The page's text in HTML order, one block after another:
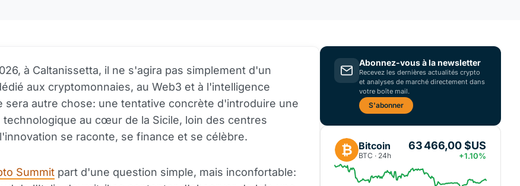
à Caltanissetta, il ne s'agira pas simplement d'un
aux cryptomonnaies, au Web3 et à l'intelligence
sera autre chose: une tentative concrète d'introduire une
technologique au cœur de la Sicile, loin des centres
se raconte, se finance et se célèbre.
Summit part d'une question simple, mais inconfortable:
Abonnez-vous à la newsletter
Recevez les dernières actualités crypto
et analyses de marché directement dans
votre boîte mail.
S'abonner
₿ Bitcoin
BTC · 24h
63 466,00 $US
+1.10%